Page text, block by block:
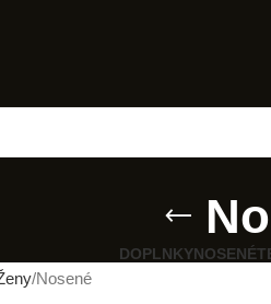
DOPLNKYNOSENÉ
Nosené